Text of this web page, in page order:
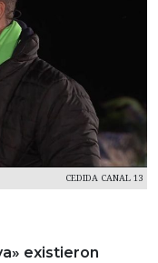
CEDIDA CANAL 13
existieron